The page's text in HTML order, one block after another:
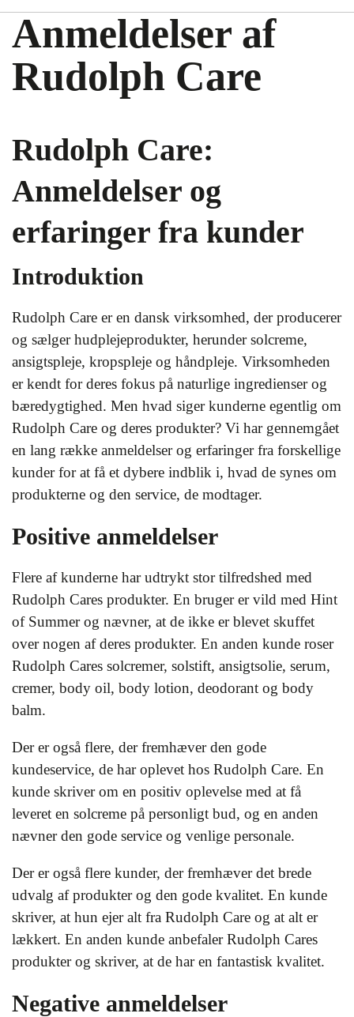
Anmeldelser af
Rudolph Care
Rudolph Care:
Anmeldelser og
erfaringer fra kunder
Introduktion
Rudolph Care er en dansk virksomhed, der producerer
og sælger hudplejeprodukter, herunder solcreme,
ansigtspleje, kropspleje og håndpleje. Virksomheden
er kendt for deres fokus på naturlige ingredienser og
bæredygtighed. Men hvad siger kunderne egentlig om
Rudolph Care og deres produkter? Vi har gennemgået
en lang række anmeldelser og erfaringer fra forskellige
kunder for at få et dybere indblik i, hvad de synes om
produkterne og den service, de modtager.
Positive anmeldelser
Flere af kunderne har udtrykt stor tilfredshed med
Rudolph Cares produkter. En bruger er vild med Hint
of Summer og nævner, at de ikke er blevet skuffet
over nogen af deres produkter. En anden kunde roser
Rudolph Cares solcremer, solstift, ansigtsolie, serum,
cremer, body oil, body lotion, deodorant og body
balm.
Der er også flere, der fremhæver den gode
kundeservice, de har oplevet hos Rudolph Care. En
kunde skriver om en positiv oplevelse med at få
leveret en solcreme på personligt bud, og en anden
nævner den gode service og venlige personale.
Der er også flere kunder, der fremhæver det brede
udvalg af produkter og den gode kvalitet. En kunde
skriver, at hun ejer alt fra Rudolph Care og at alt er
lækkert. En anden kunde anbefaler Rudolph Cares
produkter og skriver, at de har en fantastisk kvalitet.
Negative anmeldelser